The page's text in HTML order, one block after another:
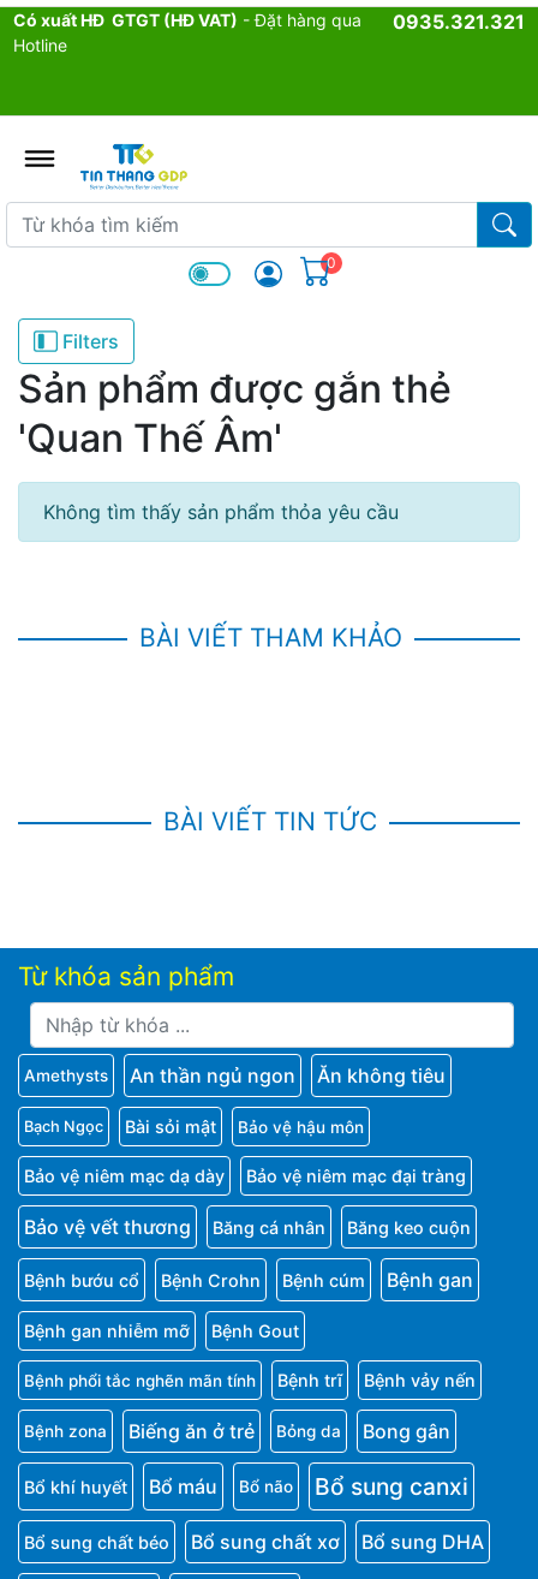
Có xuất HĐ GTGT (HĐ VAT) - Đặt hàng qua
Hotline
0935.321.321
Từ khóa tìm kiếm
Từ
0
Filters
Sản phẩm được gắn thẻ
'Quan Thế Âm'
Không tìm thấy sản phẩm thỏa yêu cầu
BÀI VIẾT THAM KHẢO
BÀI VIẾT TIN TỨC
Từ khóa sản phẩm
Amethysts An thần ngủ ngon Ăn không tiêu
Bạch Ngọc Bài sỏi mật Bảo vệ hậu môn
Bảo vệ niêm mạc dạ dày Bảo vệ niêm mạc đại tràng
Bảo vệ vết thương Băng cá nhân Băng keo cuộn
Bệnh bướu cổ Bệnh Crohn Bệnh cúm Bệnh gan
Bệnh gan nhiễm mỡ Bệnh Gout
Bệnh phổi tắc nghẽn mãn tính Bệnh trĩ Bệnh vảy nến
Bệnh zona Biếng ăn ở trẻ Bỏng da Bong gân
Bổ khí huyết Bổ máu Bổ não Bổ sung canxi
Bổ sung chất béo Bổ sung chất xơ Bổ sung DHA